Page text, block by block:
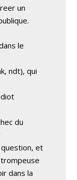
un
le
ndt), qui
du
et
trompeuse
dans la